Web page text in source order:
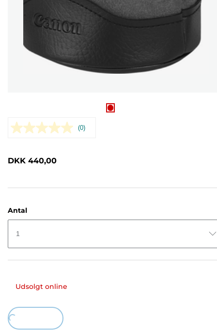
Ingen
(0)
DKK 440,00
Antal
1
Udsolgt online